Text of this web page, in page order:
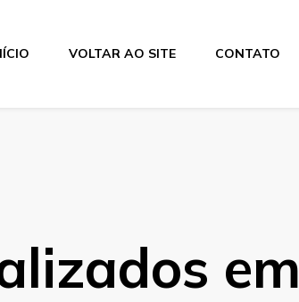
VOLTAR AO SITE CONTATO
em